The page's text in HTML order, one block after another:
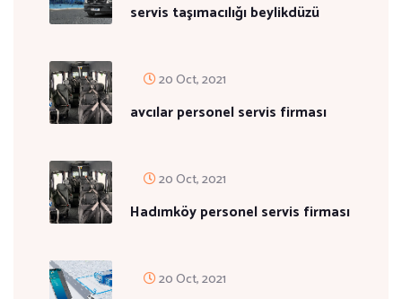
servis taşımacılığı beylikdüzü
20 Oct, 2021
avcılar personel servis firması
20 Oct, 2021
Hadımköy personel servis firması
20 Oct, 2021